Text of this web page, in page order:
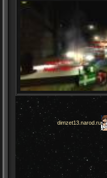
dimzet13.narod.ru